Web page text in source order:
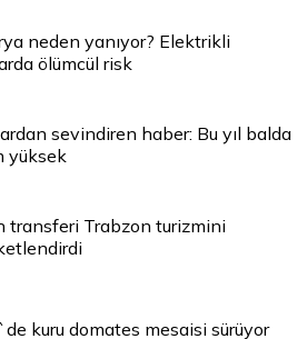
neden yanıyor? Elektrikli
ölümcül risk
sevindiren haber: Bu yıl balda
yüksek
transferi Trabzon turizmini
kuru domates mesaisi sürüyor